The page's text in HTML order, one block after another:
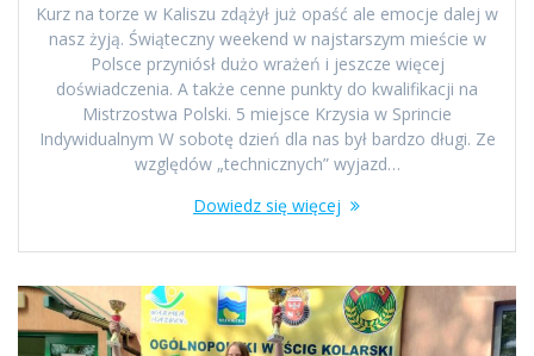
Kurz na torze w Kaliszu zdążył już opaść ale emocje dalej w
nasz żyją. Świąteczny weekend w najstarszym mieście w
Polsce przyniósł dużo wrażeń i jeszcze więcej
doświadczenia. A także cenne punkty do kwalifikacji na
Mistrzostwa Polski. 5 miejsce Krzysia w Sprincie
Indywidualnym W sobotę dzień dla nas był bardzo długi. Ze
względów „technicznych” wyjazd…
Dowiedz się więcej